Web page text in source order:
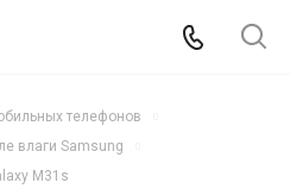
телефонов
влаги Samsung
M31s